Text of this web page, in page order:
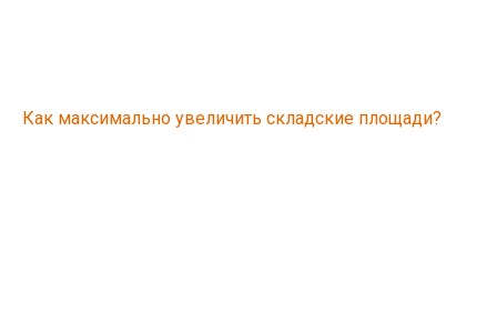
Как максимально увеличить складские площади?